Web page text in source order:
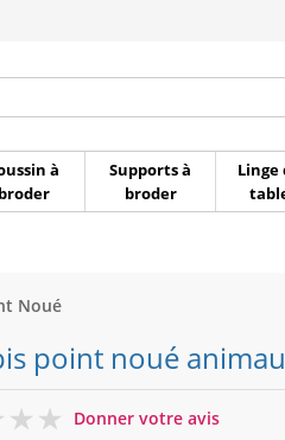
à
broder
Supports à
broder
Linge
Noué
point noué
0
Donner votre avis